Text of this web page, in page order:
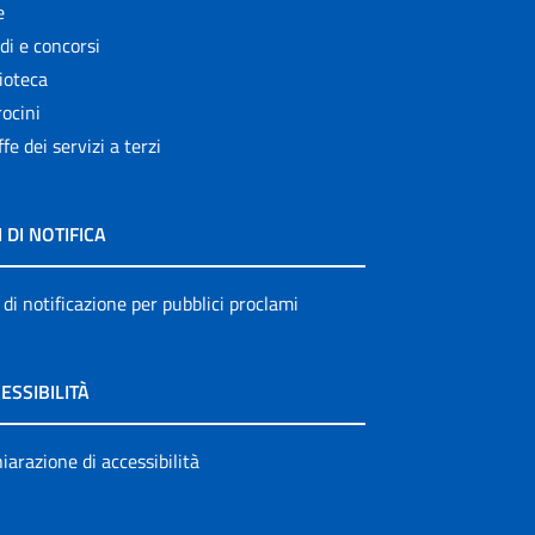
e concorsi
dei servizi a terzi
DI NOTIFICA
notificazione per pubblici proclami
di accessibilità